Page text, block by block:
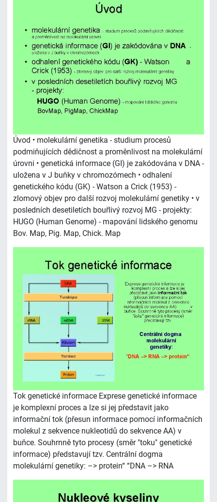
Úvod • molekulární genetika - studium procesů
podmiňujících dědičnost a proměnlivost na molekulární
úrovni • genetická informace (GI) je zakódována v DNA -
uložena v J buňky v chromozómech • odhalení
genetického kódu (GK) - Watson a Crick (1953) -
zlomový objev pro další rozvoj molekulární genetiky • v
posledních desetiletích bouřlivý rozvoj MG - projekty:
HUGO (Human Genome) - mapování lidského genomu
Bov. Map, Pig. Map, Chick. Map
Tok genetické informace Exprese genetické informace
je komplexní proces a lze si jej představit jako
informační tok (přesun informace pomocí informačních
molekul z sekvence nukleotidů do sekvence AA) v
buňce. Souhrnně tyto procesy (směr "toku" genetické
informace) představují tzv. Centrální dogma
molekulární genetiky: –> protein“ “DNA –> RNA